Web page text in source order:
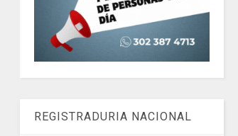
REGISTRADURIA NACIONAL